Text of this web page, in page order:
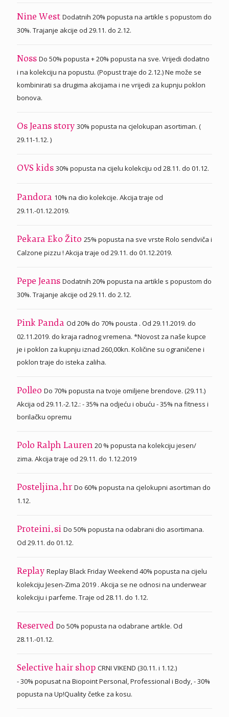
Nine West Dodatnih 20% popusta na artikle s popustom do
30%. Trajanje akcije od 29.11. do 2.12.
Noss Do 50% popusta + 20% popusta na sve. Vrijedi dodatno
i na kolekciju na popustu. (Popust traje do 2.12.) Ne može se
kombinirati sa drugima akcijama i ne vrijedi za kupnju poklon
bonova.
Os Jeans story 30% popusta na cjelokupan asortiman. (
29.11-1.12. )
OVS kids 30% popusta na cijelu kolekciju od 28.11. do 01.12.
Pandora 10% na dio kolekcije. Akcija traje od
29.11.-01.12.2019.
Pekara Eko Žito 25% popusta na sve vrste Rolo sendviča i
Calzone pizzu ! Akcija traje od 29.11. do 01.12.2019.
Pepe Jeans Dodatnih 20% popusta na artikle s popustom do
30%. Trajanje akcije od 29.11. do 2.12.
Pink Panda Od 20% do 70% pousta . Od 29.11.2019. do
02.11.2019. do kraja radnog vremena. *Novost za naše kupce
je i poklon za kupnju iznad 260,00kn. Količine su ograničene i
poklon traje do isteka zaliha.
Polleo Do 70% popusta na tvoje omiljene brendove. (29.11.)
Akcija od 29.11.-2.12.: - 35% na odjeću i obuću - 35% na fitness i
borilačku opremu
Polo Ralph Lauren 20 % popusta na kolekciju jesen/
zima. Akcija traje od 29.11. do 1.12.2019
Posteljina.hr Do 60% popusta na cjelokupni asortiman do
1.12.
Proteini.si Do 50% popusta na odabrani dio asortimana.
Od 29.11. do 01.12.
Replay Replay Black Friday Weekend 40% popusta na cijelu
kolekciju Jesen-Zima 2019 . Akcija se ne odnosi na underwear
kolekciju i parfeme. Traje od 28.11. do 1.12.
Reserved Do 50% popusta na odabrane artikle. Od
28.11.-01.12.
Selective hair shop CRNI VIKEND (30.11. i 1.12.)
- 30% popusat na Biopoint Personal, Professional i Body, - 30%
popusta na Up!Quality četke za kosu.